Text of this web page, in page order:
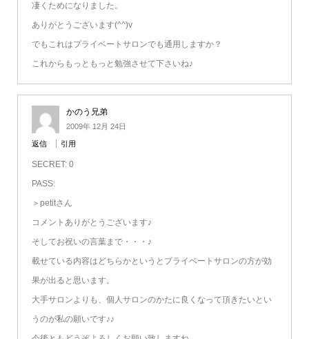
凄くためになりました。
ありがとうございます(^^)v
でもこれはプライベートサロンでも通用しますか？
これからもっともっと勉強させて下さいね♪
かのう兄弟
2009年 12月 24日
返信 引用
SECRET: 0
PASS:
＞petitさん
コメントありがとうございます♪
そしてお祝いの言葉まで・・・♪
載せている内容はどちらかというとプライベートサロンの方が効
果が出ると思います。
大手サロンよりも、個人サロンのかたに良くなって頂きたいとい
うのが私の願いです♪♪